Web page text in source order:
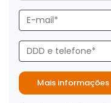
Mais informações